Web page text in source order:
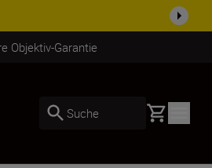
Objektiv-Garantie
Suche Basket